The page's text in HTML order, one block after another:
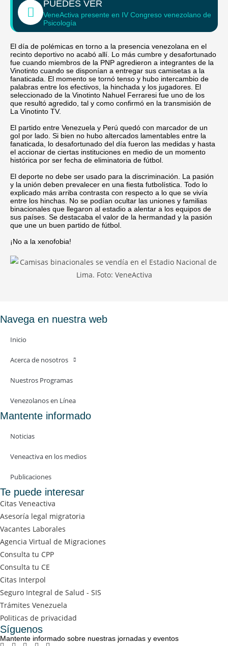
PUEDES VER
VeneActiva presente en IV Congreso venezolano de
Psicología
El día de polémicas en torno a la presencia venezolana en el
recinto deportivo no acabó allí. Lo más cumbre y desafortunado
fue cuando miembros de la PNP agredieron a integrantes de la
Vinotinto cuando se disponían a entregar sus camisetas a la
fanaticada. El momento se tornó tenso y hubo intercambio de
palabras entre los efectivos, la hinchada y los jugadores. El
seleccionado de la Vinotinto Nahuel Ferraresi fue uno de los
que resultó agredido, tal y como confirmó en la transmisión de
La Vinotinto TV.
El partido entre Venezuela y Perú quedó con marcador de un
gol por lado. Si bien no hubo altercados lamentables entre la
fanaticada, lo desafortunado del día fueron las medidas y hasta
el accionar de ciertas instituciones en medio de un momento
histórica por ser fecha de eliminatoria de fútbol.
El deporte no debe ser usado para la discriminación. La pasión
y la unión deben prevalecer en una fiesta futbolística. Todo lo
explicado más arriba contrasta con respecto a lo que se vivía
entre los hinchas. No se podían ocultar las uniones y familias
binacionales que llegaron al estadio a alentar a los equipos de
sus países. Se destacaba el valor de la hermandad y la pasión
que une un buen partido de fútbol.
¡No a la xenofobia!
Navega en nuestra web
Inicio
Acerca de nosotros
Nuestros Programas
Venezolanos en Línea
Mantente informado
Noticias
Veneactiva en los medios
Publicaciones
Te puede interesar
Citas Veneactiva
Asesoría legal migratoria
Vacantes Laborales
Agencia Virtual de Migraciones
Consulta tu CPP
Consulta tu CE
Citas Interpol
Seguro Integral de Salud - SIS
Trámites Venezuela
Politicas de privacidad
Síguenos
Mantente informado sobre nuestras jornadas y eventos